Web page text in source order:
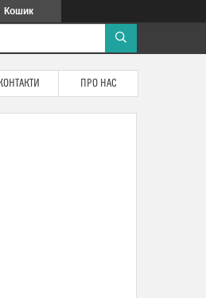
Кошик
КОНТАКТИ ПРО НАС